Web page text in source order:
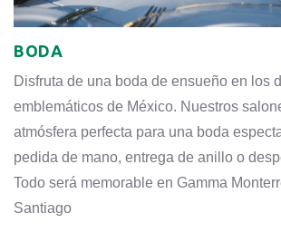
BODA
Disfruta de una boda de ensueño en los
emblemáticos de México. Nuestros
atmósfera perfecta para una boda
pedida de mano, entrega de anillo o
Todo será memorable en Gamma
Santiago